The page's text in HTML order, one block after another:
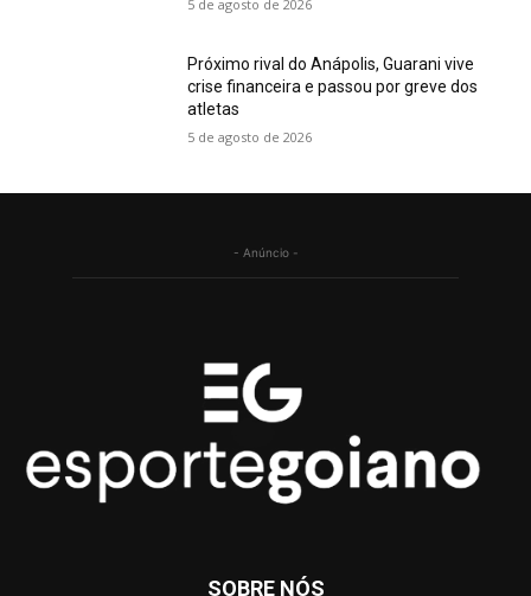
5 de agosto de 2026
Próximo rival do Anápolis, Guarani vive
crise financeira e passou por greve dos
atletas
5 de agosto de 2026
- Anúncio -
SOBRE NÓS